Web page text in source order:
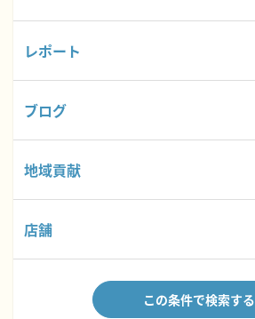
レポート
ブログ
地域貢献
店舗
この条件で検索する